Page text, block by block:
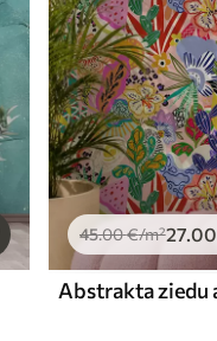
45.00€/m²27.00